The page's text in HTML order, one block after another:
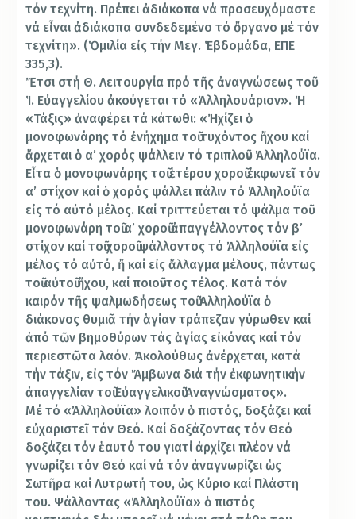
τόν τεχνίτη. Πρέπει ἀδιάκοπα νά προσευχόμαστε
νά εἶναι ἀδιάκοπα συνδεδεμένο τό ὄργανο μέ τόν
τεχνίτη». (Ὁμιλία εἰς τήν Μεγ. Ἑβδομάδα, ΕΠΕ
335,3).
Ἔτσι στή Θ. Λειτουργία πρό τῆς ἀναγνώσεως τοῦ
Ἱ. Εὐαγγελίου ἀκούγεται τό «Ἀλληλουάριον». Ἡ
«Τάξις» ἀναφέρει τά κάτωθι: «Ἠχίζει ὁ
μονοφωνάρης τό ἐνήχημα τοῦ τυχόντος ἤχου καί
ἄρχεται ὁ α’ χορός ψάλλειν τό τριπλοῦν Ἀλληλούϊα.
Εἶτα ὁ μονοφωνάρης τοῦ ἑτέρου χοροῦ ἐκφωνεῖ τόν
α’ στίχον καί ὁ χορός ψάλλει πάλιν τό Ἀλληλούϊα
εἰς τό αὐτό μέλος. Καί τριττεύεται τό ψάλμα τοῦ
μονοφωνάρη τοῦ α’ χοροῦ ἀπαγγέλλοντος τόν β’
στίχον καί τοῦ χοροῦ ψάλλοντος τό Ἀλληλούϊα εἰς
μέλος τό αὐτό, ἤ καί εἰς ἄλλαγμα μέλους, πάντως
τοῦ αὐτοῦ ἤχου, καί ποιοῦντος τέλος. Κατά τόν
καιρόν τῆς ψαλμωδήσεως τοῦ Ἀλληλούϊα ὁ
διάκονος θυμιᾶ τήν ἁγίαν τράπεζαν γύρωθεν καί
ἀπό τῶν βημοθύρων τάς ἁγίας εἰκόνας καί τόν
περιεστῶτα λαόν. Ἀκολούθως ἀνέρχεται, κατά
τήν τάξιν, εἰς τόν Ἄμβωνα διά τήν ἐκφωνητικήν
ἀπαγγελίαν τοῦ Εὐαγγελικοῦ Ἀναγνώσματος».
Μέ τό «Ἀλληλούϊα» λοιπόν ὁ πιστός, δοξάζει καί
εὐχαριστεῖ τόν Θεό. Καί δοξάζοντας τόν Θεό
δοξάζει τόν ἑαυτό του γιατί ἀρχίζει πλέον νά
γνωρίζει τόν Θεό καί νά τόν ἀναγνωρίζει ὡς
Σωτῆρα καί Λυτρωτή του, ὡς Κύριο καί Πλάστη
του. Ψάλλοντας «Ἀλληλούϊα» ὁ πιστός